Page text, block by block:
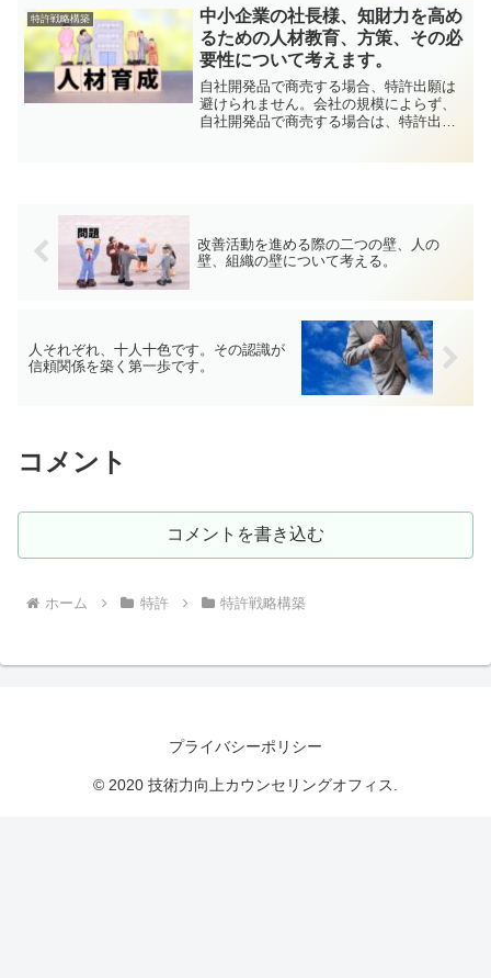
を練る事であると考えられます。今回
は、考えられる対策につ...
特許戦略構築
中小企業の社長様、知財力を高め
るための人材教育、方策、その必
要性について考えます。
自社開発品で商売する場合、特許出願は
避けられません。会社の規模によらず、
自社開発品で商売する場合は、特許出願
改善活動を進める際の二つの壁、人の
壁、組織の壁について考える。
人それぞれ、十人十色です。その認識が
信頼関係を築く第一歩です。
コメント
コメントを書き込む
ホーム 特許 特許戦略構築
プライバシーポリシー
© 2020 技術力向上カウンセリングオフィス.